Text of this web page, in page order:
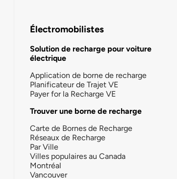
Électromobilistes
Solution de recharge pour voiture
électrique
Application de borne de recharge
Planificateur de Trajet VE
Payer for la Recharge VE
Trouver une borne de recharge
Carte de Bornes de Recharge
Réseaux de Recharge
Par Ville
Villes populaires au Canada
Montréal
Vancouver